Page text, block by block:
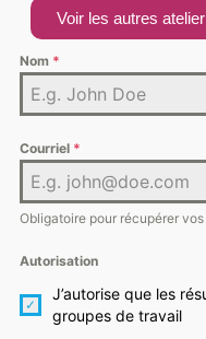
Voir les autres atelier
Nom *
Courriel *
Obligatoire pour récupérer
Autorisation
J’autorise que les
groupes de travail